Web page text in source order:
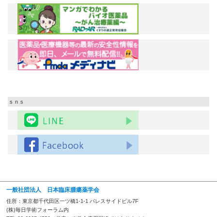
sns
一般社団法人 日本臨床腫瘍薬学会
住所：東京都千代田区一ツ橋1-1-1 パレスサイドビル7F
(株)毎日学術フォーラム内